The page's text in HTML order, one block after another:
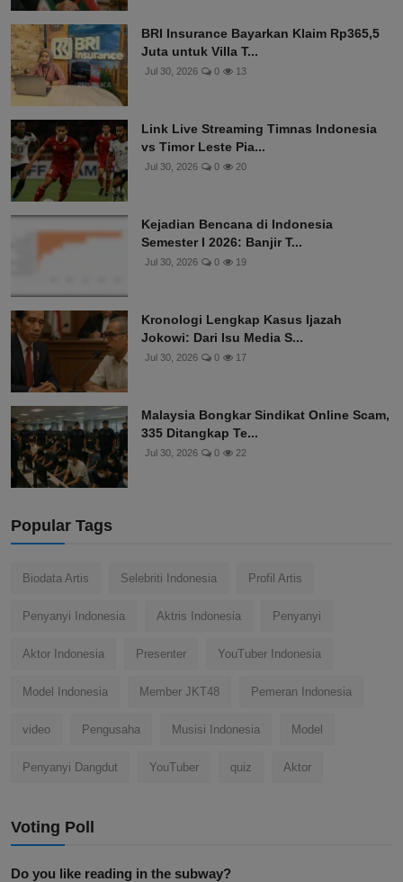
BRI Insurance Bayarkan Klaim Rp365,5
Juta untuk Villa T...
Jul 30, 2026 0 13
Link Live Streaming Timnas Indonesia
vs Timor Leste Pia...
Jul 30, 2026 0 20
Kejadian Bencana di Indonesia
Semester I 2026: Banjir T...
Jul 30, 2026 0 19
Kronologi Lengkap Kasus Ijazah
Jokowi: Dari Isu Media S...
Jul 30, 2026 0 17
Malaysia Bongkar Sindikat Online Scam,
335 Ditangkap Te...
Jul 30, 2026 0 22
Popular Tags
Biodata Artis Selebriti Indonesia Profil Artis
Penyanyi Indonesia Aktris Indonesia Penyanyi
Aktor Indonesia Presenter YouTuber Indonesia
Model Indonesia Member JKT48 Pemeran Indonesia
video Pengusaha Musisi Indonesia Model
Penyanyi Dangdut YouTuber quiz Aktor
Voting Poll
Do you like reading in the subway?